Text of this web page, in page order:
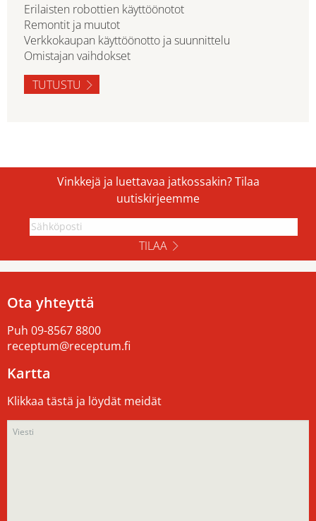
Erilaisten robottien käyttöönotot
Remontit ja muutot
Verkkokaupan käyttöönotto ja suunnittelu
Omistajan vaihdokset
TUTUSTU
Vinkkejä ja luettavaa jatkossakin? Tilaa
uutiskirjeemme
TILAA
Ota yhteyttä
Puh 09-8567 8800
receptum@receptum.fi
Kartta
Klikkaa tästä ja löydät meidät